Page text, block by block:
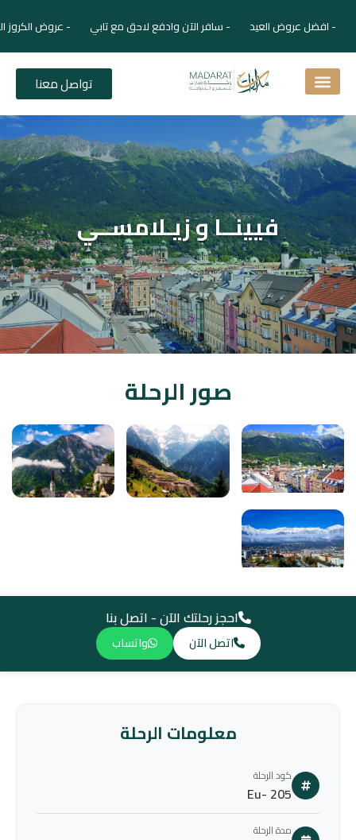
- افضل عروض العيد - سافر الآن وادفع لاحق مع تابي - عروض الكروز
تواصل معنا
فيينــا و زيـلامســي
صور الرحلة
احجز رحلتك الآن - اتصل بنا
اتصل الآن واتساب
معلومات الرحلة
كود الرحلة
Eu- 205
مدة الرحلة